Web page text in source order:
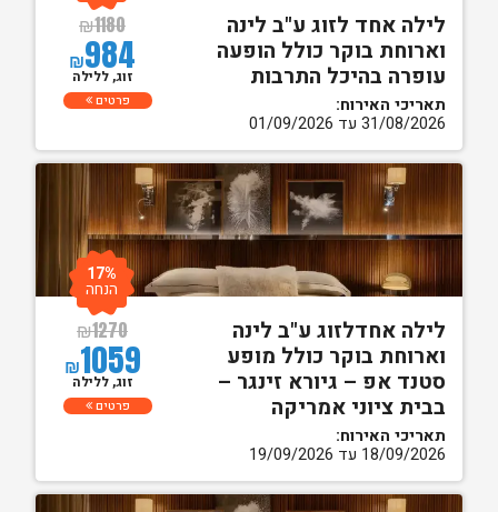
לילה אחד לזוג ע"ב לינה
וארוחת בוקר כולל הופעה
עופרה בהיכל התרבות
תאריכי האירוח:
31/08/2026 עד 01/09/2026
₪1180
₪984
זוג, ללילה
פרטים
לילה אחדלזוג ע"ב לינה
וארוחת בוקר כולל מופע
סטנד אפ – גיורא זינגר –
בבית ציוני אמריקה
תאריכי האירוח:
18/09/2026 עד 19/09/2026
₪1270
₪1059
17%
הנחה
זוג, ללילה
פרטים